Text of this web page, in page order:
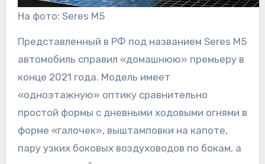
На фото: Seres M5
Представленный в РФ под названием Seres M5
автомобиль справил «домашнюю» премьеру в
конце 2021 года. Модель имеет
«одноэтажную» оптику сравнительно
простой формы с дневными ходовыми огнями в
форме «галочек», выштамповки на капоте,
пару узких боковых воздуховодов по бокам, а